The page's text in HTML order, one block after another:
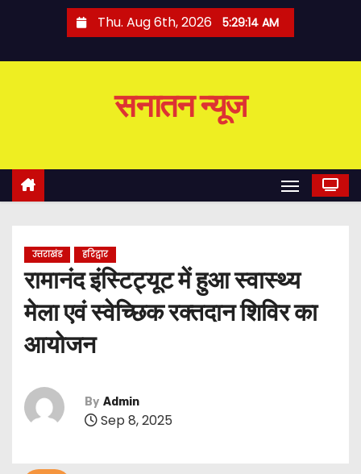
o
Thu. Aug 6th, 2026 5:29:14 AM
सनातन न्यूज
उत्तराखंड हरिद्वार
रामानंद इंस्टिट्यूट में हुआ स्वास्थ्य
मेला एवं स्वेच्छिक रक्तदान शिविर का
आयोजन
By Admin
Sep 8, 2025